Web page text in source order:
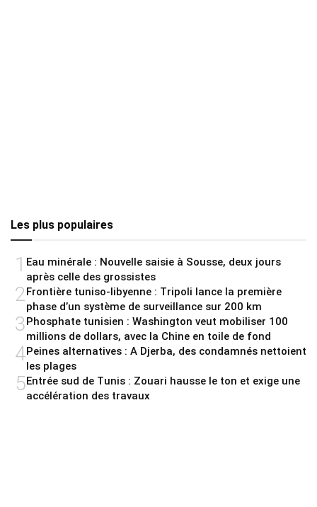
Les plus populaires
1 Eau minérale : Nouvelle saisie à Sousse, deux jours
après celle des grossistes
2Frontière tuniso-libyenne : Tripoli lance la première
phase d’un système de surveillance sur 200 km
3Phosphate tunisien : Washington veut mobiliser 100
millions de dollars, avec la Chine en toile de fond
4Peines alternatives : A Djerba, des condamnés nettoient
les plages
5Entrée sud de Tunis : Zouari hausse le ton et exige une
accélération des travaux